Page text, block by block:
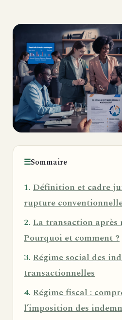
☰Sommaire
Définition et cadre
rupture
La transaction après
Pourquoi et comment ?
Régime social des
transactionnelles
Régime fiscal :
l’imposition des